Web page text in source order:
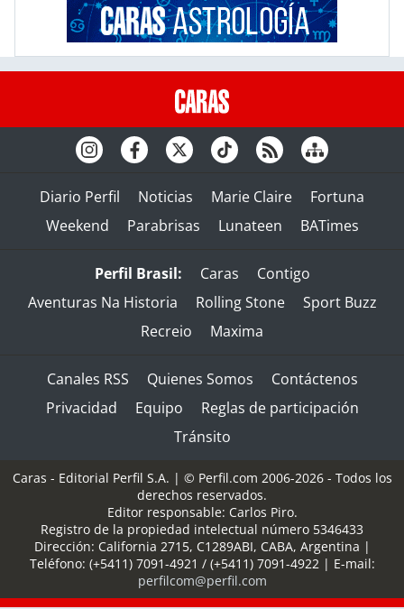
Diario Perfil Noticias Marie Claire
Fortuna
Weekend
Parabrisas Lunateen BATimes
Perfil Brasil: Caras
Contigo
Aventuras Na Historia
Rolling Stone
Sport Buzz
Recreio
Maxima
Canales RSS Quienes Somos
Contáctenos
Privacidad
Equipo
Reglas de participación
Tránsito
Caras - Editorial Perfil S.A. | © Perfil.com 2006-2026 - Todos los
derechos reservados.
Editor responsable: Carlos Piro.
Registro de la propiedad intelectual número 5346433
Dirección: California 2715, C1289ABI, CABA, Argentina |
Teléfono: (+5411) 7091-4921 / (+5411) 7091-4922| E-mail:
perfilcom@perfil.com